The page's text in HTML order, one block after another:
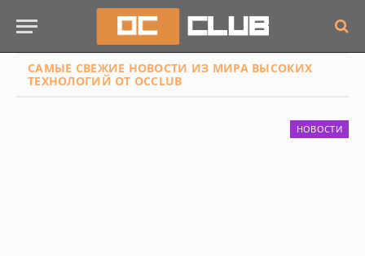
САМЫЕ СВЕЖИЕ НОВОСТИ ИЗ МИРА ВЫСОКИХ
ТЕХНОЛОГИЙ ОТ OCCLUB
НОВОСТИ